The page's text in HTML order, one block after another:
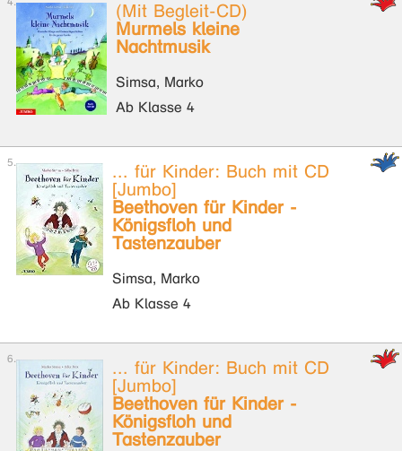
(Mit Begleit-CD)
Murmels kleine
Nachtmusik
Simsa, Marko
Ab Klasse 4
... für Kinder: Buch mit CD
[Jumbo]
Beethoven für Kinder -
Königsfloh und
Tastenzauber
Simsa, Marko
Ab Klasse 4
... für Kinder: Buch mit CD
[Jumbo]
Beethoven für Kinder -
Königsfloh und
Tastenzauber